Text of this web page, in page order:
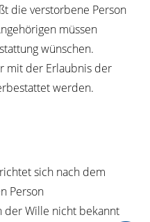
die verstorbene Person
müssen
wünschen.
mit der Erlaubnis der
werden.
sich nach dem
Person
der Wille nicht bekannt